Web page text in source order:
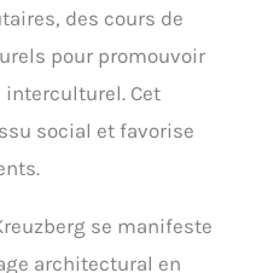
des cours de
pour promouvoir
interculturel. Cet
social et favorise
se manifeste
architectural en